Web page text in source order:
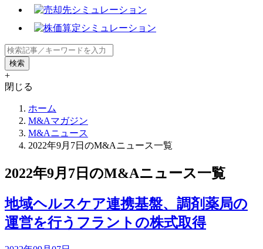
+
閉じる
ホーム
M&Aマガジン
M&Aニュース
2022年9月7日のM&Aニュース一覧
2022年9月7日のM&Aニュース一覧
地域ヘルスケア連携基盤、調剤薬局の
運営を行うフラントの株式取得